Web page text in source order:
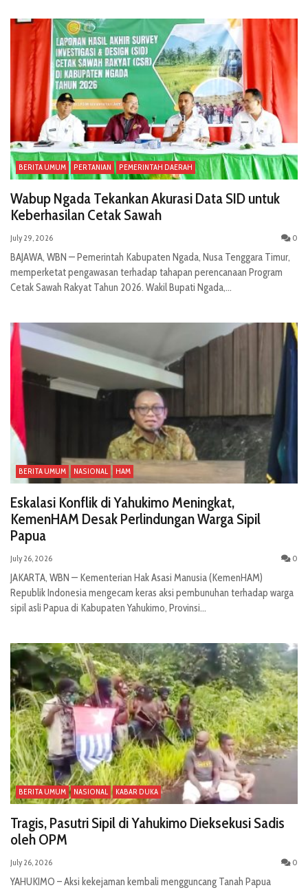
BERITA UMUM PERTANIAN PEMERINTAH DAERAH
Wabup Ngada Tekankan Akurasi Data SID untuk
Keberhasilan Cetak Sawah
July 29, 2026 0
BAJAWA, WBN — Pemerintah Kabupaten Ngada, Nusa Tenggara Timur,
memperketat pengawasan terhadap tahapan perencanaan Program
Cetak Sawah Rakyat Tahun 2026. Wakil Bupati Ngada,...
BERITA UMUM NASIONAL HAM
Eskalasi Konflik di Yahukimo Meningkat,
KemenHAM Desak Perlindungan Warga Sipil
Papua
July 26, 2026 0
JAKARTA, WBN — Kementerian Hak Asasi Manusia (KemenHAM)
Republik Indonesia mengecam keras aksi pembunuhan terhadap warga
sipil asli Papua di Kabupaten Yahukimo, Provinsi...
BERITA UMUM NASIONAL KABAR DUKA
Tragis, Pasutri Sipil di Yahukimo Dieksekusi Sadis
oleh OPM
July 26, 2026 0
YAHUKIMO – Aksi kekejaman kembali mengguncang Tanah Papua